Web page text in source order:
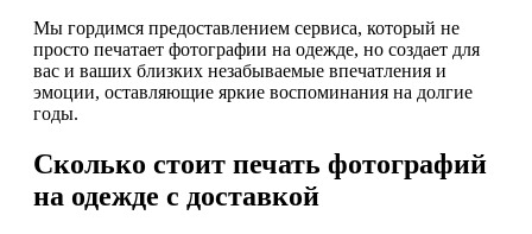
Мы гордимся предоставлением сервиса, который не
просто печатает фотографии на одежде, но создает для
вас и ваших близких незабываемые впечатления и
эмоции, оставляющие яркие воспоминания на долгие
годы.
Сколько стоит печать фотографий
на одежде с доставкой